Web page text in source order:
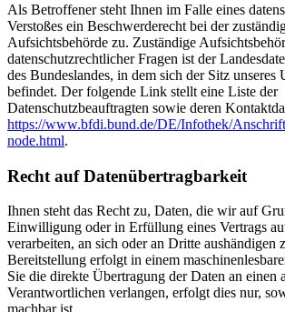
Als Betroffener steht Ihnen im Falle eines
Verstoßes ein Beschwerderecht bei der
Aufsichtsbehörde zu. Zuständige
datenschutzrechtlicher Fragen ist der
des Bundeslandes, in dem sich der Sitz unseres
befindet. Der folgende Link stellt eine Liste der
Datenschutzbeauftragten sowie deren
https://www.bfdi.bund.de/DE/Infothek/
node.html.
Recht auf Datenübertragbarkeit
Ihnen steht das Recht zu, Daten, die wir auf
Einwilligung oder in Erfüllung eines Vertrags
verarbeiten, an sich oder an Dritte aushändigen
Bereitstellung erfolgt in einem
Sie die direkte Übertragung der Daten an einen
Verantwortlichen verlangen, erfolgt dies nur,